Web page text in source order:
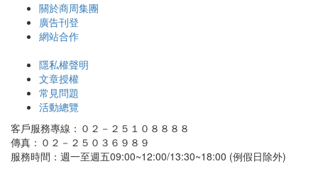
關於商周集團
廣告刊登
網站合作
隱私權聲明
文章授權
常見問題
活動總覽
客戶服務專線：０２－２５１０８８８８
傳真：０２－２５０３６９８９
服務時間：週一至週五09:00~12:00/13:30~18:00 (例假日除外)